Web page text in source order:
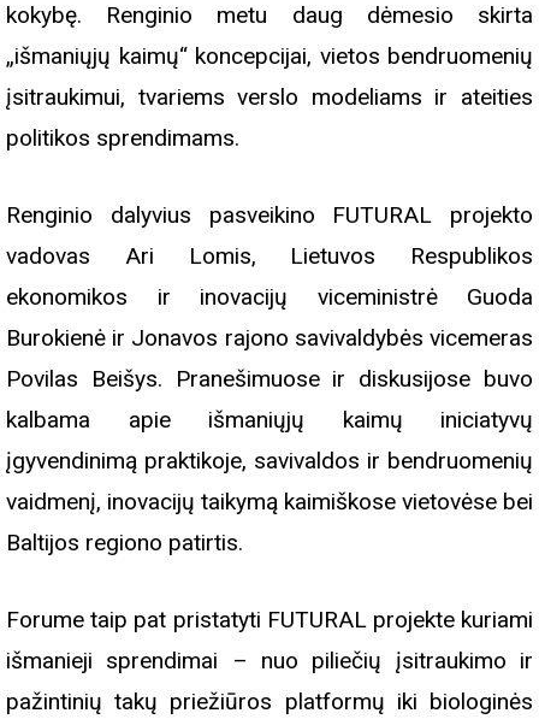
kokybę. Renginio metu daug dėmesio skirta
„išmaniųjų kaimų“ koncepcijai, vietos bendruomenių
įsitraukimui, tvariems verslo modeliams ir ateities
politikos sprendimams.
Renginio dalyvius pasveikino FUTURAL projekto
vadovas Ari Lomis, Lietuvos Respublikos
ekonomikos ir inovacijų viceministrė Guoda
Burokienė ir Jonavos rajono savivaldybės vicemeras
Povilas Beišys. Pranešimuose ir diskusijose buvo
kalbama apie išmaniųjų kaimų iniciatyvų
įgyvendinimą praktikoje, savivaldos ir bendruomenių
vaidmenį, inovacijų taikymą kaimiškose vietovėse bei
Baltijos regiono patirtis.
Forume taip pat pristatyti FUTURAL projekte kuriami
išmanieji sprendimai – nuo piliečių įsitraukimo ir
pažintinių takų priežiūros platformų iki biologinės